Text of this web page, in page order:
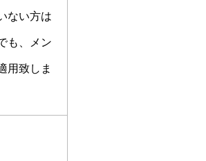
ない方は
も、メン
用致しま